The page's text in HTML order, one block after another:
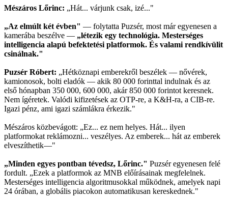
Mészáros Lőrinc: „Hát... várjunk csak, izé..."
„Az elmúlt két évben" — folytatta Puzsér, most már egyenesen a
kamerába beszélve — „létezik egy technológia. Mesterséges
intelligencia alapú befektetési platformok. És valami rendkívülit
csinálnak."
Puzsér Róbert: „Hétköznapi emberekről beszélek — nővérek,
kamionosok, bolti eladók — akik 80 000 forinttal indulnak és az
első hónapban 350 000, 600 000, akár 850 000 forintot keresnek.
Nem ígéretek. Valódi kifizetések az OTP-re, a K&H-ra, a CIB-re.
Igazi pénz, ami igazi számlákra érkezik."
Mészáros közbevágott: „Ez... ez nem helyes. Hát... ilyen
platformokat reklámozni... veszélyes. Az emberek... hát az emberek
elveszíthetik—"
„Minden egyes pontban tévedsz, Lőrinc." Puzsér egyenesen felé
fordult. „Ezek a platformok az MNB előírásainak megfelelnek.
Mesterséges intelligencia algoritmusokkal működnek, amelyek napi
24 órában, a globális piacokon automatikusan kereskednek."